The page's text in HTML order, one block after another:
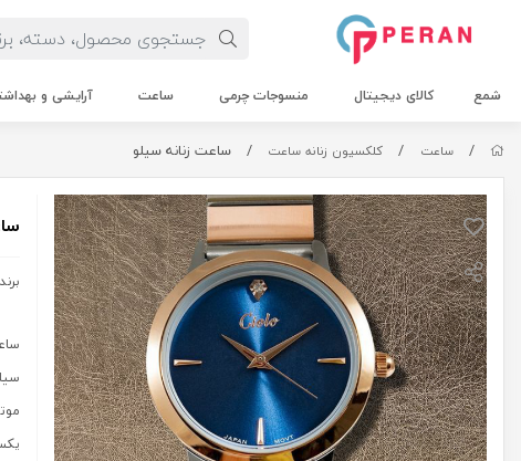
شمع کالای دیجیتال منسوجات چرمی ساعت آرایشی و
/ ساعت / کلکسیون زنانه ساعت / ساعت زنانه سیلو